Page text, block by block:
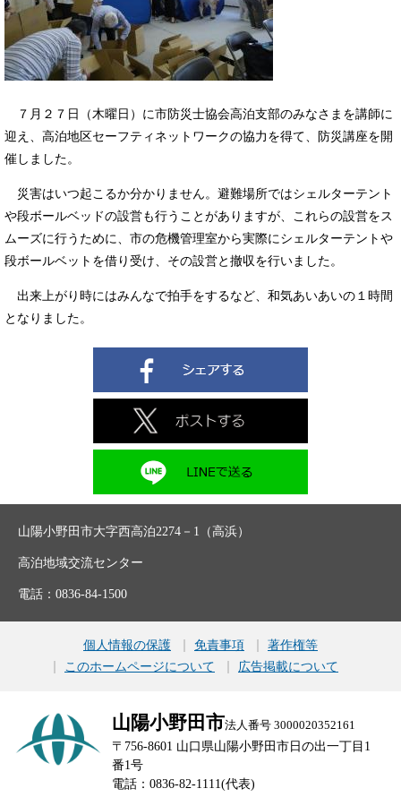
７月２７日（木曜日）に市防災士協会高泊支部のみなさまを講師に
迎え、高泊地区セーフティネットワークの協力を得て、防災講座を開
催しました。
災害はいつ起こるか分かりません。避難場所ではシェルターテント
や段ボールベッドの設営も行うことがありますが、これらの設営をス
ムーズに行うために、市の危機管理室から実際にシェルターテントや
段ボールベットを借り受け、その設営と撤収を行いました。
出来上がり時にはみんなで拍手をするなど、和気あいあいの１時間
となりました。
山陽小野田市大字西高泊2274－1（高浜）
高泊地域交流センター
電話：0836-84-1500
個人情報の保護 免責事項
著作権等
このホームページについて
広告掲載について
山陽小野田市法人番号 3000020352161
〒756-8601 山口県山陽小野田市日の出一丁目1
番1号
電話：0836-82-1111(代表)